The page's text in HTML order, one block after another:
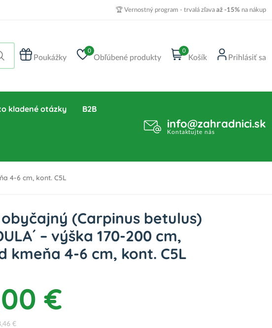
🏆 Vernostný program - trvalá zľava až -15% na nákup
Poukážky
0
Obľúbené produkty
0
Košík Prihlásiť sa
kladené otázky B2B
info@zahradnici.sk
Kontaktujte nás
4-6 cm, kont. C5L
(Carpinus betulus)
– výška 170-200 cm,
kmeňa 4-6 cm, kont. C5L
€
€